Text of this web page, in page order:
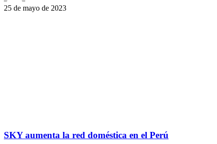
25 de mayo de 2023
SKY aumenta la red doméstica en el Perú